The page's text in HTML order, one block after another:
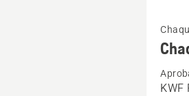
más
sobre
KWF